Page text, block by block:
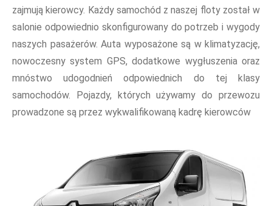
zajmują kierowcy. Każdy samochód z naszej floty został w
salonie odpowiednio skonfigurowany do potrzeb i wygody
naszych pasażerów. Auta wyposażone są w klimatyzację,
nowoczesny system GPS, dodatkowe wygłuszenia oraz
mnóstwo udogodnień odpowiednich do tej klasy
samochodów. Pojazdy, których używamy do przewozu
prowadzone są przez wykwalifikowaną kadrę kierowców